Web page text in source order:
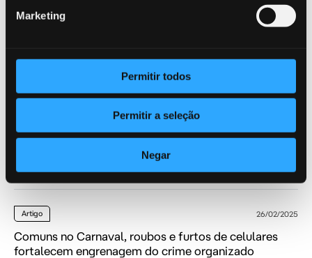
Marketing
Permitir todos
Permitir a seleção
Negar
24/09/2025
Golpes digitais afetam 29% dos consumidores em
todo o mundo; prejuízo médio é de R$ 6 mil no Brasil
Fraude, IA, artigo
Artigo 26/02/2025
Comuns no Carnaval, roubos e furtos de celulares
fortalecem engrenagem do crime organizado